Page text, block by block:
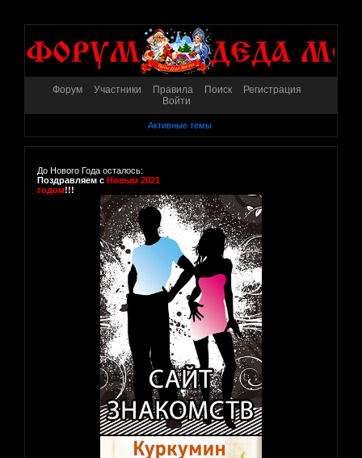
Форум Участники Правила Поиск
Регистрация
Войти
Активные темы
До Нового Года осталось:
Поздравляем с Новым 2021
годом!!!